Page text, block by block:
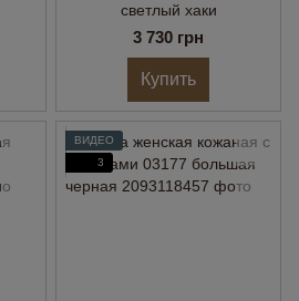
светлый хаки
3 730 грн
Купить
ВИДЕО
3